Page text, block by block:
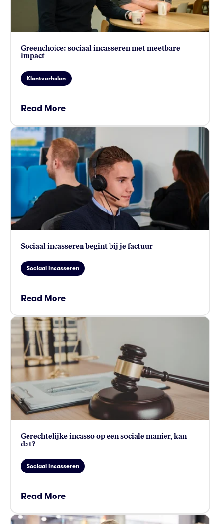
Greenchoice: sociaal incasseren met meetbare
impact
Klantverhalen
Read More
Sociaal incasseren begint bij je factuur
Sociaal Incasseren
Read More
card link
Gerechtelijke incasso op een sociale manier, kan
dat?
Sociaal Incasseren
Read More
card link
card link